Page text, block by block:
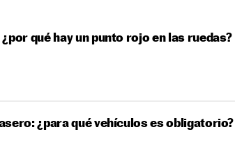
qué hay un punto rojo en las ruedas?
¿para qué vehículos es obligatorio?